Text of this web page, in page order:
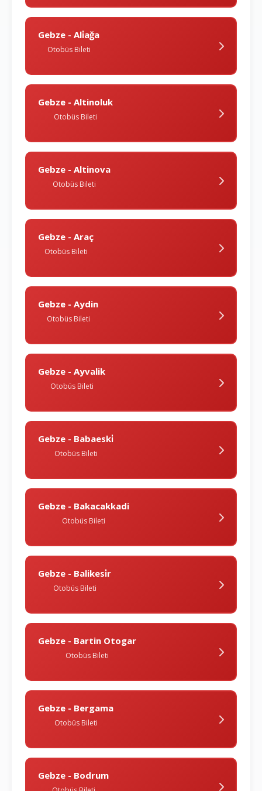
Gebze - Ali̇ağa
Otobüs Bileti
Gebze - Altinoluk
Otobüs Bileti
Gebze - Altinova
Otobüs Bileti
Gebze - Araç
Otobüs Bileti
Gebze - Aydin
Otobüs Bileti
Gebze - Ayvalik
Otobüs Bileti
Gebze - Babaeski̇
Otobüs Bileti
Gebze - Bakacakkadi
Otobüs Bileti
Gebze - Balikesi̇r
Otobüs Bileti
Gebze - Bartin Otogar
Otobüs Bileti
Gebze - Bergama
Otobüs Bileti
Gebze - Bodrum